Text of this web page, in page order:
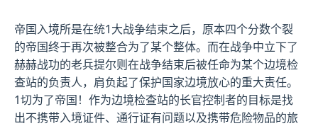
帝国入境所是在统1大战争结束之后，原本四个分数个裂
的帝国终于再次被整合为了某个整体。而在战争中立下了
赫赫战功的老兵提尔则在战争结束后被任命为某个边境检
查站的负责人，肩负起了保护国家边境放心的重大责任。
1切为了帝国！作为边境检查站的长官控制者的目标是找
出不携带入境证件、通行证有问题以及携带危险物品的旅